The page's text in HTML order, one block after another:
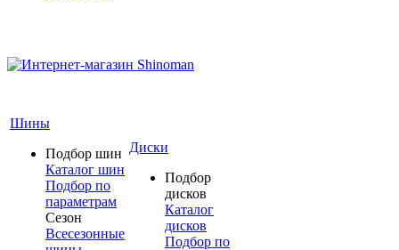
Шины
Подбор шин
Каталог шин
Подбор по
параметрам
Сезон
Всесезонные
Диски
Подбор
дисков
Каталог
дисков
Подбор по